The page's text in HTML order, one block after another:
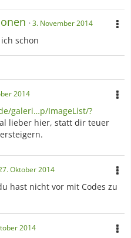
3. November 2014
schon
2014
galeri…p/ImageList/?
lieber hier, statt dir teuer
Oktober 2014
hast nicht vor mit Codes zu
2014